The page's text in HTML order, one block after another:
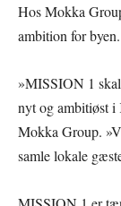
Hos Mokka
ambition for byen.
»MISSION 1
nyt og ambitiøst
Mokka Group.
samle lokale